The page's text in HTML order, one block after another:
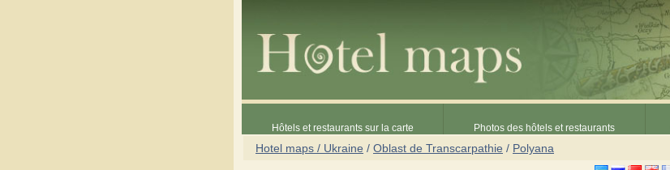
Hôtels et restaurants sur la carte Photos des hôtels et restaurants
Hotel maps / Ukraine / Oblast de Transcarpathie / Polyana